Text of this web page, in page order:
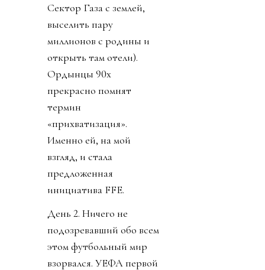
Сектор Газа с землей,
выселить пару
миллионов с родины и
открыть там отели).
Ордынцы 90х
прекрасно помнят
термин
«прихватизация».
Именно ей, на мой
взгляд, и стала
предложенная
инициатива FFE.
День 2. Ничего не
подозревавший обо всем
этом футбольный мир
взорвался. УЕФА первой